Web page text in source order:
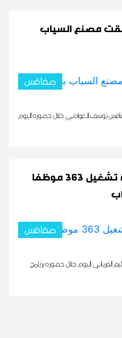
مصنع السياب
صفاقس
يوسف العوادني خلال حضوره اليوم
وزير الصناعة: لجنة فنية لإعادة تشغيل 363 موظفا
صفاقس
اليوم خلال حضوره برنامج